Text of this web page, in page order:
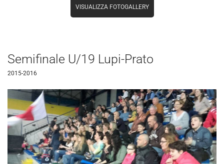
VISUALIZZA FOTOGALLERY
Semifinale U/19 Lupi-Prato
2015-2016